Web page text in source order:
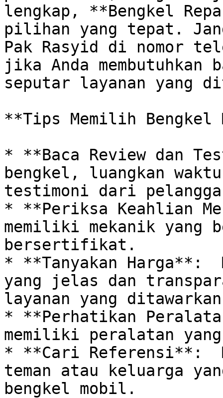
lengkap, **Bengkel
pilihan yang tepat.
Pak Rasyid di nomor
jika Anda
seputar layanan yang
**Tips Memilih
* **Baca Review dan
bengkel, luangkan
testimoni dari
* **Periksa Keahlian
memiliki mekanik yang
bersertifikat.
* **Tanyakan Harga**:
yang jelas dan
layanan yang
* **Perhatikan
memiliki peralatan
* **Cari Referensi**:
teman atau keluarga
bengkel mobil.